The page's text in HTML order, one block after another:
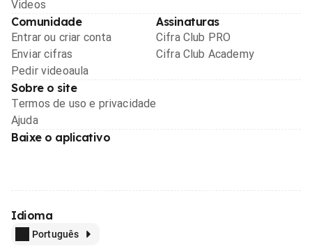
Videos
Comunidade
Entrar ou criar conta
Enviar cifras
Pedir videoaula
Assinaturas
Cifra Club PRO
Cifra Club Academy
Sobre o site
Termos de uso e privacidade
Ajuda
Baixe o aplicativo
Idioma
Português